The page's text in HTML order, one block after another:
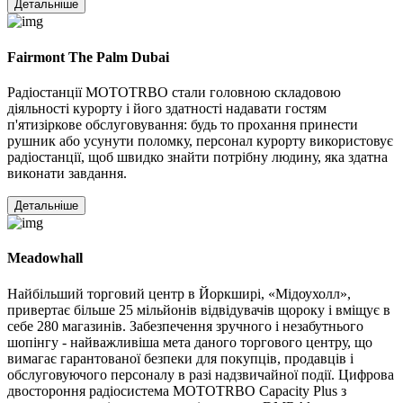
Детальніше
Fairmont The Palm Dubai
Радіостанції MOTOTRBO стали головною складовою
діяльності курорту і його здатності надавати гостям
п'ятизіркове обслуговування: будь то прохання принести
рушник або усунути поломку, персонал курорту використовує
радіостанції, щоб швидко знайти потрібну людину, яка здатна
виконати завдання.
Детальніше
Meadowhall
Найбільший торговий центр в Йоркширі, «Мідоухолл»,
привертає більше 25 мільйонів відвідувачів щороку і вміщує в
себе 280 магазинів. Забезпечення зручного і незабутнього
шопінгу - найважливіша мета даного торгового центру, що
вимагає гарантованої безпеки для покупців, продавців і
обслуговуючого персоналу в разі надзвичайної події. Цифрова
двостороння радіосистема MOTOTRBO Capacity Plus з